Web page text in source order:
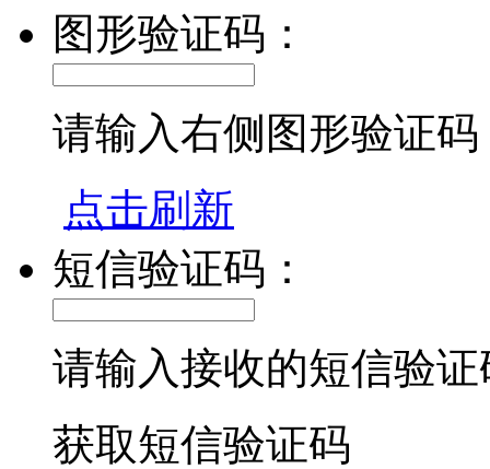
图形验证码：
请输入右侧图形验证码
点击刷新
短信验证码：
请输入接收的短信验证
获取短信验证码